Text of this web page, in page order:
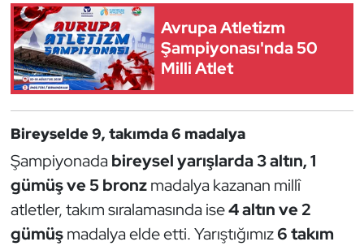
Avrupa Atletizm
Şampiyonası'nda 50
Milli Atlet
Bireyselde 9, takımda 6 madalya
Şampiyonada bireysel yarışlarda 3 altın, 1
gümüş ve 5 bronzmadalya kazanan millî
atletler, takım sıralamasında ise4 altın ve 2
gümüşmadalya elde etti. Yarıştığımız6 takım
Halter
Hava Sporları
İşitme Engelli Sporcular
Judo ve Kuraş
Kano ve Rafting